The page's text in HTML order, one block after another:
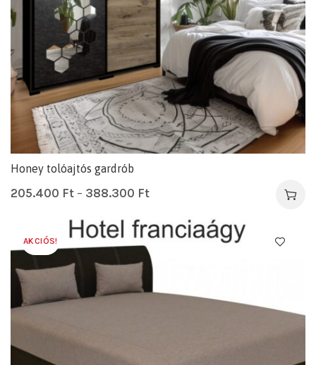
Honey tolóajtós gardrób
205.400 Ft – 388.300 Ft
AKCIÓS!